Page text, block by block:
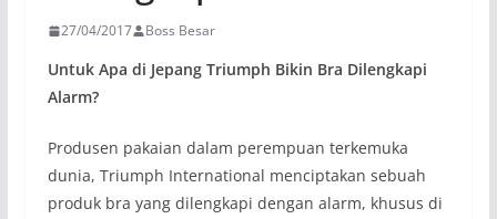
27/04/2017 Boss Besar
Untuk Apa di Jepang Triumph Bikin Bra Dilengkapi
Alarm?
Produsen pakaian dalam perempuan terkemuka
dunia, Triumph International menciptakan sebuah
produk bra yang dilengkapi dengan alarm, khusus di